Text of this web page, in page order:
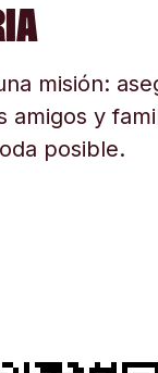
misión:
amigos y
posible.